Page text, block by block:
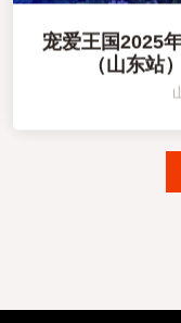
宠爱王国2025
（山东站